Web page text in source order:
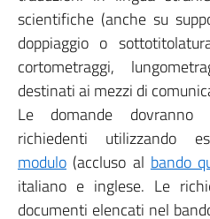
scientifiche (anche su
doppiaggio o
cortometraggi,
destinati ai mezzi di
Le domande dovranno
richiedenti utilizzando
modulo (accluso al bando
italiano e inglese. Le
documenti elencati nel